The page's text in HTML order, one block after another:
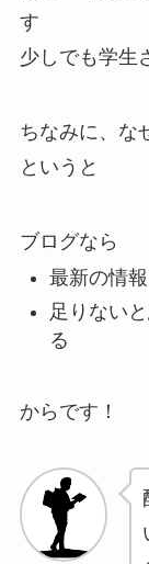
す
少しでも学生
ちなみに、な
というと
ブログなら
最新の情
足りない
る
からです！